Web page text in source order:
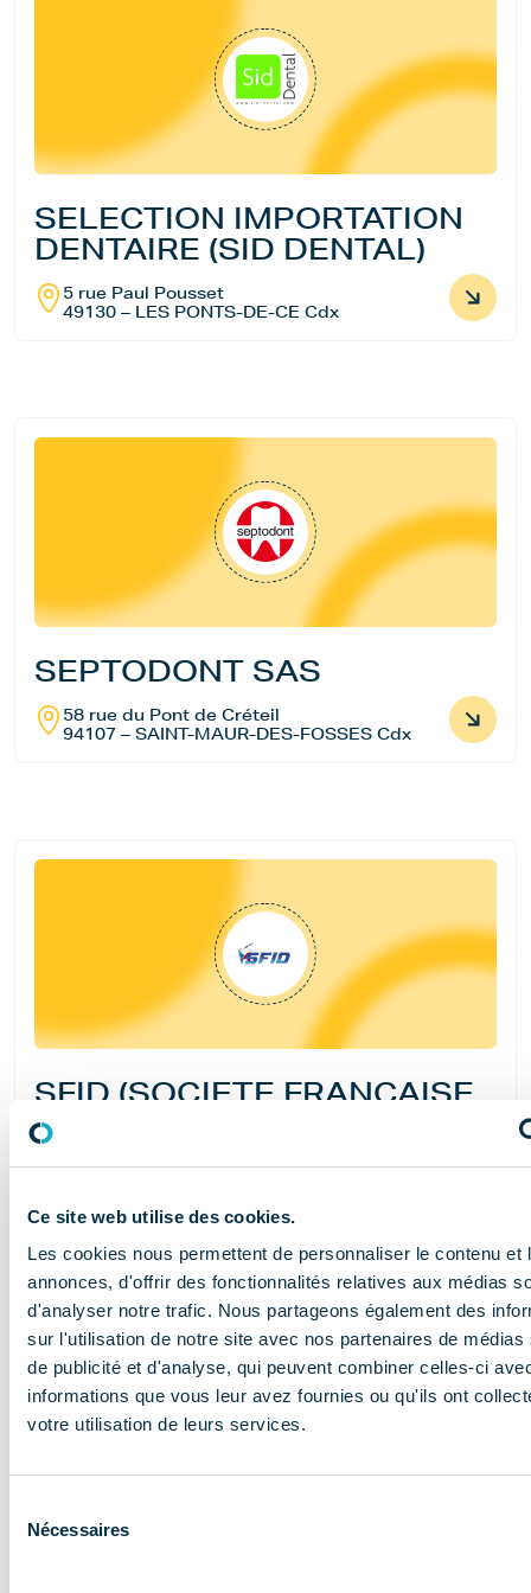
Ce site web utilise des cookies.
Les cookies nous permettent de personnaliser le contenu et
annonces, d'offrir des fonctionnalités relatives aux médias
d'analyser notre trafic. Nous partageons également des
sur l'utilisation de notre site avec nos partenaires de médias
de publicité et d'analyse, qui peuvent combiner celles-ci
informations que vous leur avez fournies ou qu'ils ont
votre utilisation de leurs services.
Nécessaires
SELECTION IMPORTATION
DENTAIRE (SID DENTAL)
5 rue Paul Pousset
49130 – LES PONTS-DE-CE Cdx
SEPTODONT SAS
58 rue du Pont de Créteil
94107 – SAINT-MAUR-DES-FOSSES Cdx
SFID (SOCIETE FRANÇAISE
INSTRUMENTS DENTAIRES)
11, rue des Mûriers
SOCIETE NOUVELLE DES